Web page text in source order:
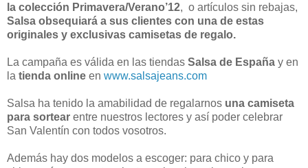
la colección Primavera/Verano’12, o artículos sin rebajas,
Salsa obsequiará a sus clientes con una de estas
originales y exclusivas camisetas de regalo.
La campaña es válida en las tiendas Salsa de España y en
la tienda online en www.salsajeans.com
Salsa ha tenido la amabilidad de regalarnos una camiseta
para sortear entre nuestros lectores y así poder celebrar
San Valentín con todos vosotros.
Además hay dos modelos a escoger: para chico y para